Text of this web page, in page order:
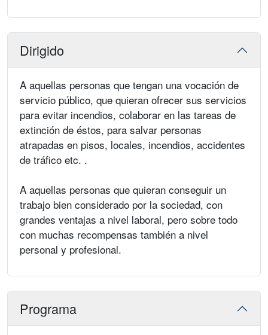
Dirigido
A aquellas personas que tengan una vocación de
servicio público, que quieran ofrecer sus servicios
para evitar incendios, colaborar en las tareas de
extinción de éstos, para salvar personas
atrapadas en pisos, locales, incendios, accidentes
de tráfico etc. .
A aquellas personas que quieran conseguir un
trabajo bien considerado por la sociedad, con
grandes ventajas a nivel laboral, pero sobre todo
con muchas recompensas también a nivel
personal y profesional.
Programa